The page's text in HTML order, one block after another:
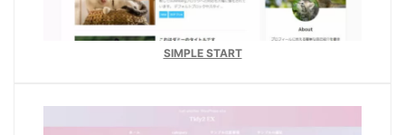
SIMPLE START